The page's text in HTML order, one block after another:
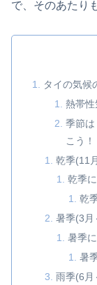
で、そのあたり
タイの気候
熱帯性
季節
こう！
乾季(11
乾季
乾
暑季(3月
暑季
暑
雨季(6月